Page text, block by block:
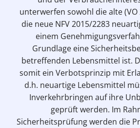
unterwerfen sowohl die alte (VO
die neue NFV 2015/2283
einem
Grundlage eine
betreffenden Lebensmittel ist.
somit ein Verbotsprinzip mit
d.h. neuartige Lebensmittel
Inverkehrbringen auf ihre
geprüft werden. Im
Sicherheitsprüfung werden die